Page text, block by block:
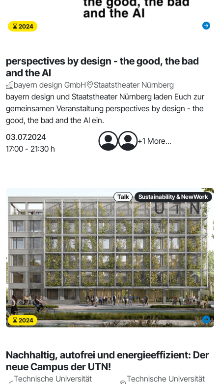
2024
perspectives by design - the good, the bad
and the AI
bayern design GmbH
Staatstheater Nürnberg
bayern design und Staatstheater Nürnberg laden Euch zur
gemeinsamen Veranstaltung perspectives by design - the
good, the bad and the AI ein.
03.07.2024
17:00 - 21:30 h
+1 More...
Talk Sustainability & NewWork
2024
Nachhaltig, autofrei und energieeffizient: Der
neue Campus der UTN!
Technische Universität
Technische Universität